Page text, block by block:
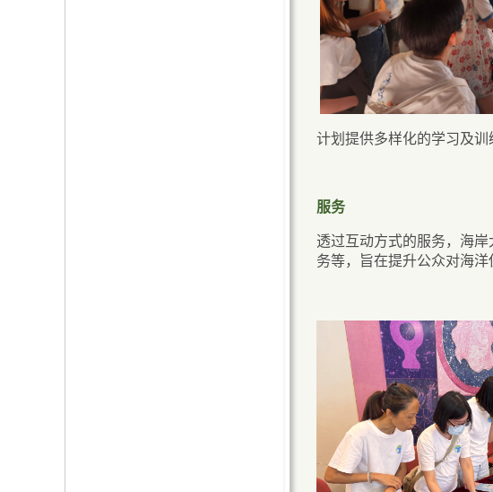
计划提供多样化的学习及
服务
透过互动方式的服务，海
务等，旨在提升公众对海洋